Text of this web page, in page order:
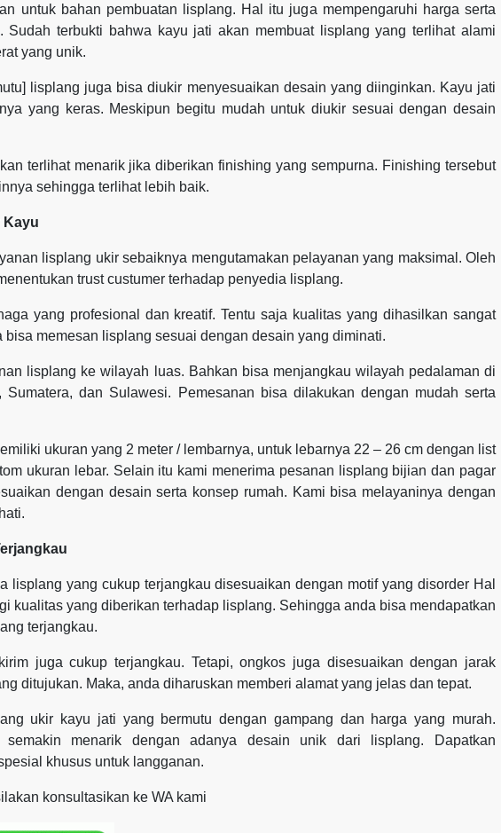
untuk bahan pembuatan lisplang. Hal itu juga mempengaruhi harga serta
Sudah terbukti bahwa kayu jati akan membuat lisplang yang terlihat alami
yang unik.
lisplang juga bisa diukir menyesuaikan desain yang diinginkan. Kayu jati
yang keras. Meskipun begitu mudah untuk diukir sesuai dengan desain
terlihat menarik jika diberikan finishing yang sempurna. Finishing tersebut
sehingga terlihat lebih baik.
Kayu
lisplang ukir sebaiknya mengutamakan pelayanan yang maksimal. Oleh
trust custumer terhadap penyedia lisplang.
yang profesional dan kreatif. Tentu saja kualitas yang dihasilkan sangat
bisa memesan lisplang sesuai dengan desain yang diminati.
lisplang ke wilayah luas. Bahkan bisa menjangkau wilayah pedalaman di
Sumatera, dan Sulawesi. Pemesanan bisa dilakukan dengan mudah serta
ukuran yang 2 meter / lembarnya, untuk lebarnya 22 – 26 cm dengan list
ukuran lebar. Selain itu kami menerima pesanan lisplang bijian dan pagar
dengan desain serta konsep rumah. Kami bisa melayaninya dengan
lisplang yang cukup terjangkau disesuaikan dengan motif yang disorder Hal
kualitas yang diberikan terhadap lisplang. Sehingga anda bisa mendapatkan
terjangkau.
juga cukup terjangkau. Tetapi, ongkos juga disesuaikan dengan jarak
ditujukan. Maka, anda diharuskan memberi alamat yang jelas dan tepat.
ukir kayu jati yang bermutu dengan gampang dan harga yang murah.
semakin menarik dengan adanya desain unik dari lisplang. Dapatkan
khusus untuk langganan.
konsultasikan ke WA kami